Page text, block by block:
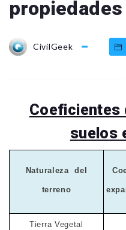
CivilGeek
Coeficientes
suelos
Naturaleza del
terreno
Tierra Vegetal